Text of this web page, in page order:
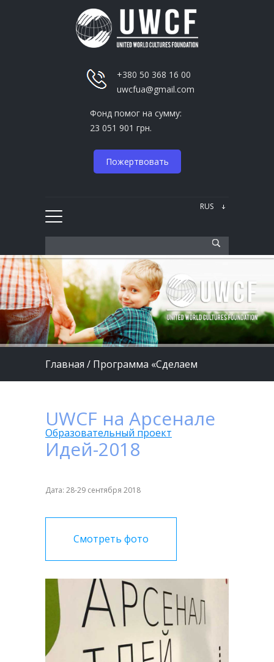
+380 50 368 16 00
uwcfua@gmail.com
Фонд помог на сумму:
23 051 901 грн.
Пожертвовать
Главная / Программа «Сделаем
Образовательный проект
UWCF на Арсенале
Идей-2018
Дата: 28-29 сентября 2018
Смотреть фото